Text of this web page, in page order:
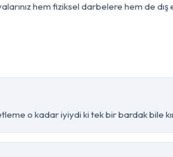
hem fiziksel darbelere hem de dış
o kadar iyiydi ki tek bir bardak bile